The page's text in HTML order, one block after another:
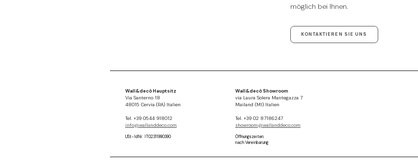
möglich bei Ihnen.
KONTAKTIEREN SIE UNS
Wall&decò Hauptsitz
Via Santerno 18
48015 Cervia (RA) Italien
Tel. +39 0544 918012
info@wallanddeco.com
USt-IdNr. IT02311990390
Wall&decò Showroom
via Laura Solera Mantegazza 7
Mailand (MI) Italien
Tel. +39 02 87186247
showroom@wallanddeco.com
Öffnungszeiten:
nach Vereinbarung